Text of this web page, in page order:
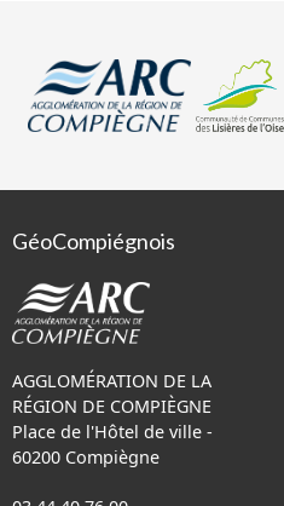
GéoCompiégnois
AGGLOMÉRATION DE LA
RÉGION DE COMPIÈGNE
Place de l'Hôtel de ville -
60200 Compiègne